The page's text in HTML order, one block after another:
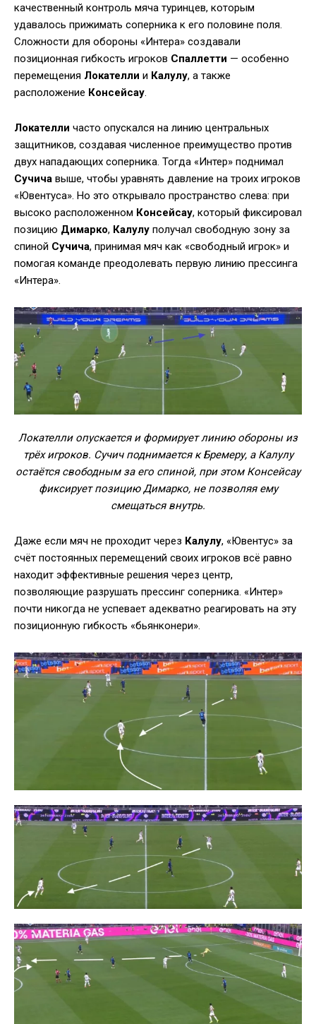
качественный контроль мяча туринцев, которым
удавалось прижимать соперника к его половине поля.
Сложности для обороны «Интера» создавали
позиционная гибкость игроков Спаллетти — особенно
перемещения Локателли и Калулу, а также
расположение Консейсау.
Локателли часто опускался на линию центральных
защитников, создавая численное преимущество против
двух нападающих соперника. Тогда «Интер» поднимал
Сучича выше, чтобы уравнять давление на троих игроков
«Ювентуса». Но это открывало пространство слева: при
высоко расположенном Консейсау, который фиксировал
позицию Димарко, Калулу получал свободную зону за
спиной Сучича, принимая мяч как «свободный игрок» и
помогая команде преодолевать первую линию прессинга
«Интера».
Локателли опускается и формирует линию обороны из
трёх игроков. Сучич поднимается к Бремеру, а Калулу
остаётся свободным за его спиной, при этом Консейсау
фиксирует позицию Димарко, не позволяя ему
смещаться внутрь.
Даже если мяч не проходит через Калулу, «Ювентус» за
счёт постоянных перемещений своих игроков всё равно
находит эффективные решения через центр,
позволяющие разрушать прессинг соперника. «Интер»
почти никогда не успевает адекватно реагировать на эту
позиционную гибкость «бьянконери».